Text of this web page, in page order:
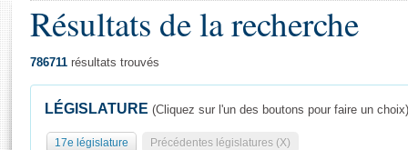
Général
Résultats de la recherche
786711 résultats trouvés
LÉGISLATURE (Cliquez sur l'un des boutons pour faire un choix)
17e législature Précédentes législatures (X)